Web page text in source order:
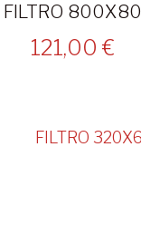
FILTRO 800X80
121,00 €